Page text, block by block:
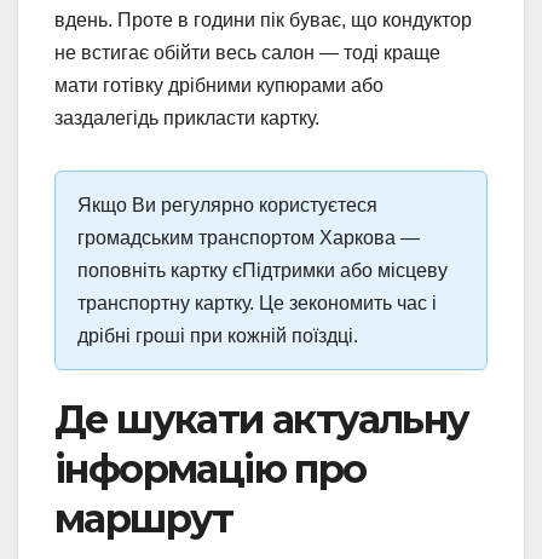
вдень. Проте в години пік буває, що кондуктор
не встигає обійти весь салон — тоді краще
мати готівку дрібними купюрами або
заздалегідь прикласти картку.
Якщо Ви регулярно користуєтеся
громадським транспортом Харкова —
поповніть картку єПідтримки або місцеву
транспортну картку. Це зекономить час і
дрібні гроші при кожній поїздці.
Де шукати актуальну
інформацію про
маршрут